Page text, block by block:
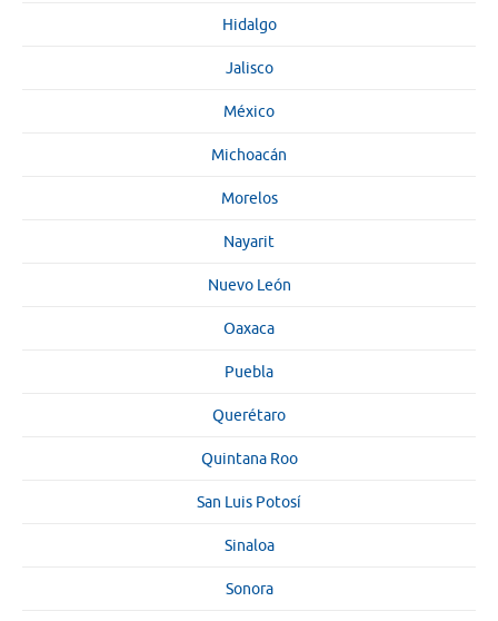
Hidalgo
Jalisco
México
Michoacán
Morelos
Nayarit
Nuevo León
Oaxaca
Puebla
Querétaro
Quintana Roo
San Luis Potosí
Sinaloa
Sonora